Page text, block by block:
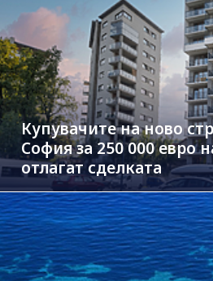
Купувачите на ново
София за 250 000 евро
отлагат сделката